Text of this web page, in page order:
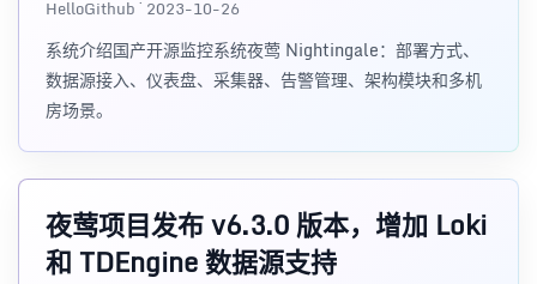
HelloGithub · 2023-10-26
系统介绍国产开源监控系统夜莺 Nightingale：部署方式、
数据源接入、仪表盘、采集器、告警管理、架构模块和多机
房场景。
夜莺项目发布 v6.3.0 版本，增加 Loki
和 TDEngine 数据源支持